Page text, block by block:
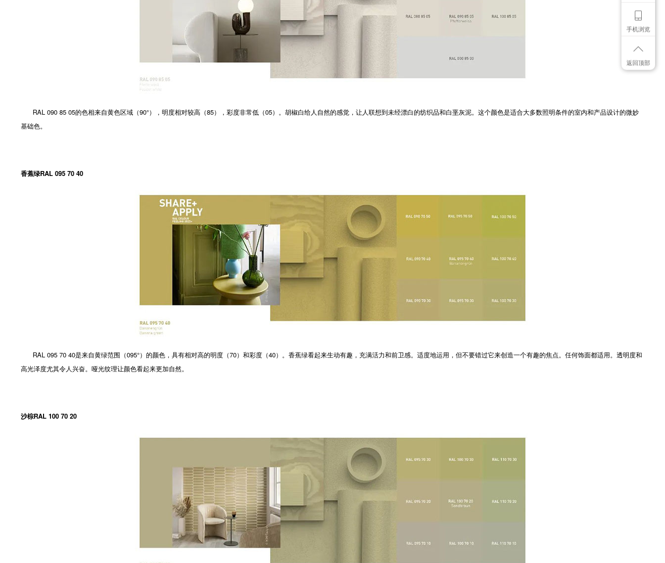
RAL 090 85 05的色相来自黄色区域（90°），明度相对较高（85），彩度非常低（05）。胡椒白给人自然的感觉，让人联想到未经漂白的纺织品和白垩灰泥。这个颜色是适合大多数照明条件的室内和产品设计的微妙
基础色。
香蕉绿RAL 095 70 40
RAL 095 70 40是来自黄绿范围（095°）的颜色，具有相对高的明度（70）和彩度（40）。香蕉绿看起来生动有趣，充满活力和前卫感。适度地运用，但不要错过它来创造一个有趣的焦点。任何饰面都适用。透明度和
高光泽度尤其令人兴奋。哑光纹理让颜色看起来更加自然。
沙棕RAL 100 70 20
手机浏览
返回顶部